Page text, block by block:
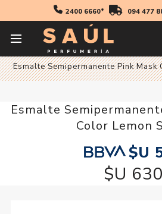
2400 6660* 094 477
Inicio [ Sin categorizar ]
Esmalte Semipermanente Pink
Esmalte
Color Lemon
$U
$U 630